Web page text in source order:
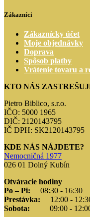
Zákazníci
Zákaznícky účet
Moje objednávky
Doprava
Spôsob platby
Vrátenie tovaru a
KTO NÁS
Pietro Biblico, s.r.o.
IČO: 5000 1965
DIČ: 2120143795
IČ DPH: SK2120143795
KDE NÁS NÁJDETE?
Nemocničná 1977
026 01 Dolný Kubín
Otváracie hodiny
Po – Pi:
08:30 - 16:30
Prestávka:
12:00 -
Sobota:
09:00 -